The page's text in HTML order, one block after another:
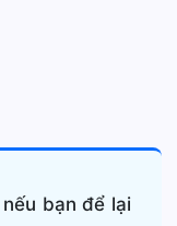
bạn để lại